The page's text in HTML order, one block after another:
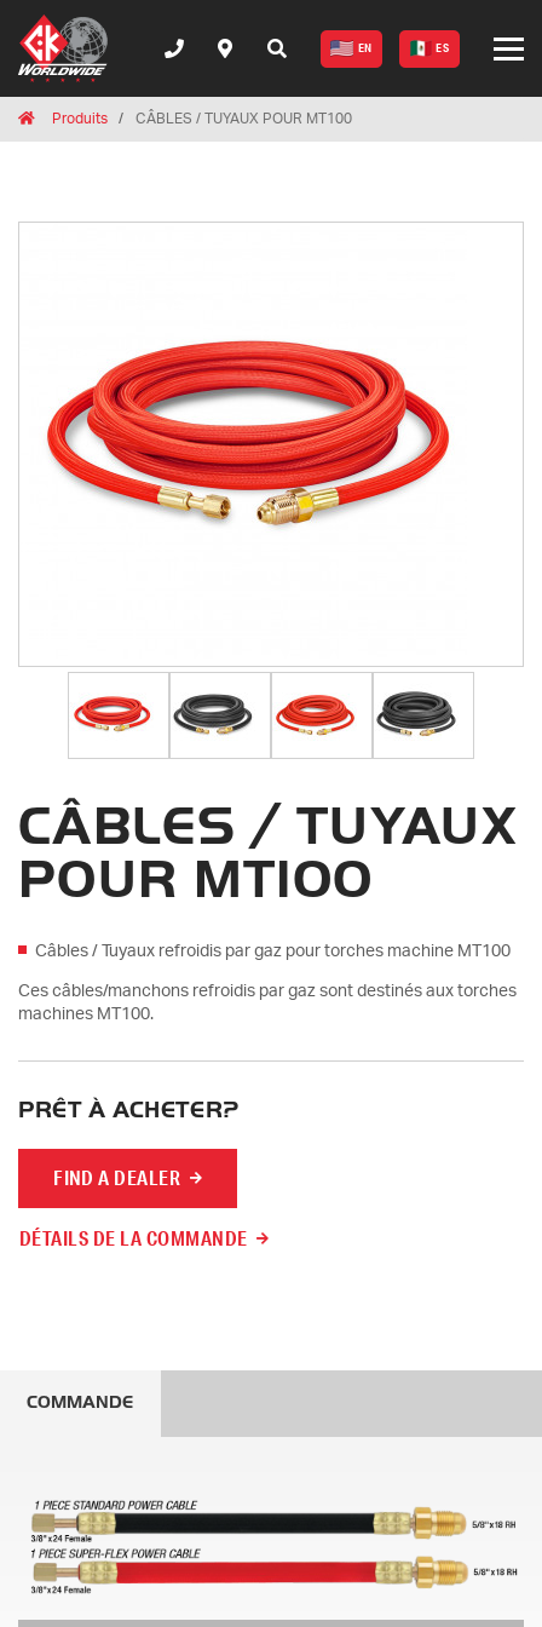
EN ES
HomeProduits CÂBLES / TUYAUX POUR MT100
CÂBLES / TUYAUX
POUR MT100
Câbles / Tuyaux refroidis par gaz pour torches machine MT100
Ces câbles/manchons refroidis par gaz sont destinés aux torches
machines MT100.
PRÊT À ACHETER?
FIND A DEALER
DÉTAILS DE LA COMMANDE
COMMANDE